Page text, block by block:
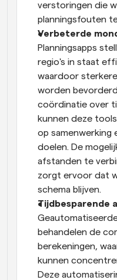
verstoringen die
planningsfouten
Verbeterde
Planningsapps
regio's in staat
waardoor
worden
coördinatie over
kunnen deze
op samenwerking
doelen. De
afstanden te
zorgt ervoor dat
schema blijven.
Tijdbesparende
behandelen de
berekeningen,
kunnen
Deze